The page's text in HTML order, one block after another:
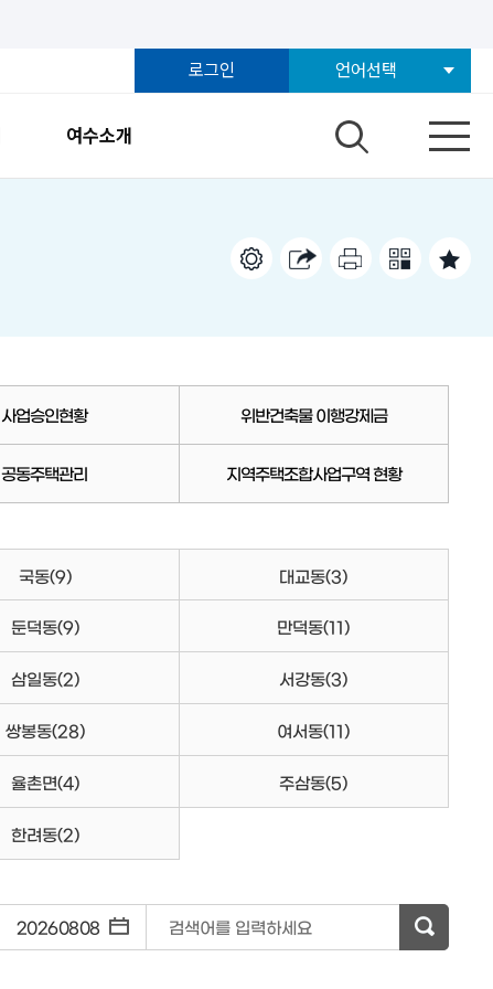
로그인 언어선택
여수소개
사업승인현황 위반건축물 이행강제금
공동주택관리 지역주택조합사업구역 현황
국동(9) 대교동(3)
둔덕동(9) 만덕동(11)
삼일동(2) 서강동(3)
쌍봉동(28) 여서동(11)
율촌면(4) 주삼동(5)
한려동(2)
검색어를 입력하세요